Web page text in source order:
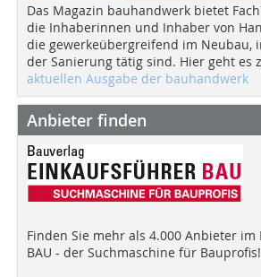
Das Magazin bauhandwerk bietet
die Inhaberinnen und Inhaber von
die gewerkeübergreifend im Neubau,
der Sanierung tätig sind. Hier geht es
aktuellen Ausgabe der bauhandwerk
Anbieter finden
Finden Sie mehr als 4.000 Anbieter im
BAU - der Suchmaschine für Bauprofis!